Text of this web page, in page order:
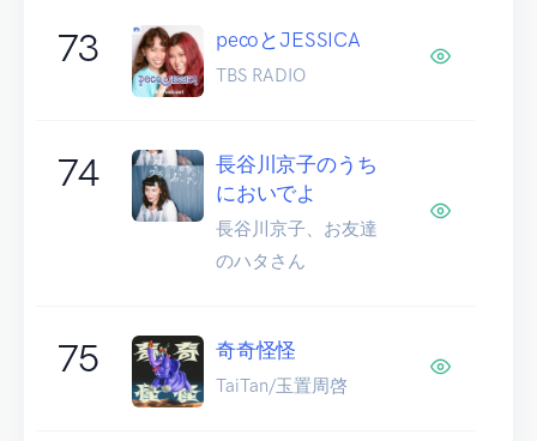
73 pecoとJESSICA
TBS RADIO
74
長谷川京子のうち
においでよ
長谷川京子、お友達
のハタさん
75 奇奇怪怪
TaiTan/玉置周啓